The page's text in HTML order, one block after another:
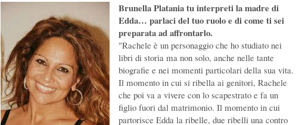
Brunella Platania tu interpreti la madre di
Edda… parlaci del tuo ruolo e di come ti sei
preparata ad affrontarlo.
"Rachele è un personaggio che ho studiato nei
libri di storia ma non solo, anche nelle tante
biografie e nei momenti particolari della sua vita.
Il momento in cui si ribella ai genitori, Rachele
che poi va a vivere con lo scapestrato e fa un
figlio fuori dal matrimonio. Il momento in cui
partorisce Edda la ribelle, due ribelli una contro